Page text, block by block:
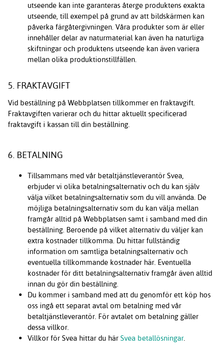
utseende kan inte garanteras återge produktens exakta
utseende, till exempel på grund av att bildskärmen kan
påverka färgåtergivningen. Våra produkter som är eller
innehåller delar av naturmaterial kan även ha naturliga
skiftningar och produktens utseende kan även variera
mellan olika produktionstillfällen.
5. FRAKTAVGIFT
Vid beställning på Webbplatsen tillkommer en fraktavgift.
Fraktavgiften varierar och du hittar aktuellt specificerad
fraktavgift i kassan till din beställning.
6. BETALNING
Tillsammans med vår betaltjänstleverantör Svea,
erbjuder vi olika betalningsalternativ och du kan själv
välja vilket betalningsalternativ som du vill använda. De
möjliga betalningsalternativ som du kan välja mellan
framgår alltid på Webbplatsen samt i samband med din
beställning. Beroende på vilket alternativ du väljer kan
extra kostnader tillkomma. Du hittar fullständig
information om samtliga betalningsalternativ och
eventuella tillkommande kostnader här. Eventuella
kostnader för ditt betalningsalternativ framgår även alltid
innan du gör din beställning.
Du kommer i samband med att du genomför ett köp hos
oss ingå ett separat avtal om betalning med vår
betaltjänstleverantör. För avtalet om betalning gäller
dessa villkor.
Villkor för Svea hittar du här Svea betallösningar